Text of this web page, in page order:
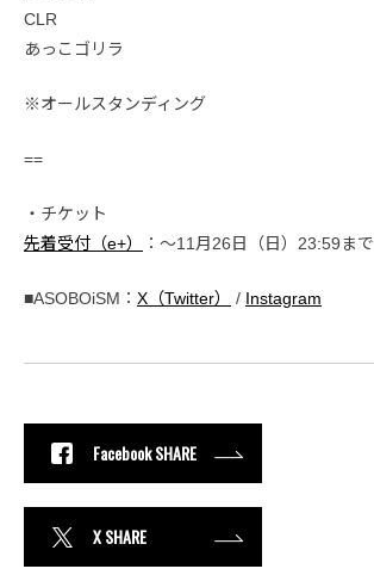
CLR
あっこゴリラ
※オールスタンディング
==
・チケット
先着受付（e+）
：～11月26日（日）23:59まで
■ASOBOiSM： X（Twitter） / Instagram
Facebook SHARE
X SHARE